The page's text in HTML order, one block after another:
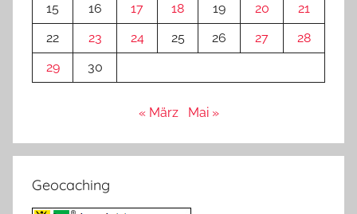
15
16 17 18 19 20
21
22
23 24 25 26 27
28
29
30
« März Mai »
Geocaching